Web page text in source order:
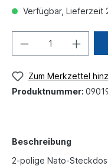
Verfügbar, Lieferzeit
Zum Merkzettel
Produktnummer:
Beschreibung
2-polige Nato-